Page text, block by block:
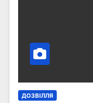
ДОЗВІЛЛЯ